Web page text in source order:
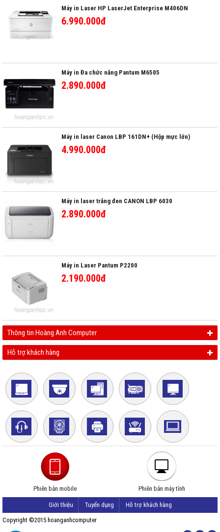
Máy in Laser HP LaserJet Enterprise M406DN
6.990.000đ
Máy in Đa chức năng Pantum M6505
2.890.000đ
Máy in laser Canon LBP 161DN+ (Hộp mực lớn)
4.990.000đ
Máy in laser trắng đen CANON LBP 6030
2.890.000đ
Máy in Laser Pantum P2200
2.190.000đ
Thông tin Hoàng Anh Computer
Hỗ trợ khách hàng
Phiên bản mobile Phiên bản máy tính
Giới thiệu Tuyển dụng Hỗ trợ khách hàng
Copyright ©2015 hoanganhcomputer